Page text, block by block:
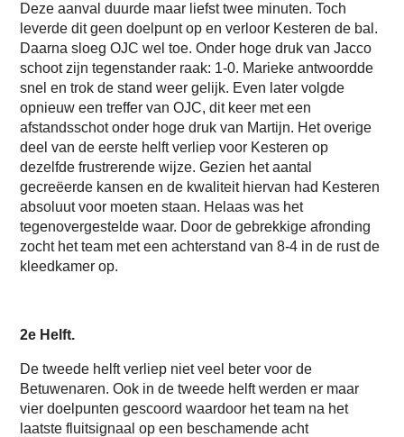
Deze aanval duurde maar liefst twee minuten. Toch
leverde dit geen doelpunt op en verloor Kesteren de bal.
Daarna sloeg OJC wel toe. Onder hoge druk van Jacco
schoot zijn tegenstander raak: 1-0. Marieke antwoordde
snel en trok de stand weer gelijk. Even later volgde
opnieuw een treffer van OJC, dit keer met een
afstandsschot onder hoge druk van Martijn. Het overige
deel van de eerste helft verliep voor Kesteren op
dezelfde frustrerende wijze. Gezien het aantal
gecreëerde kansen en de kwaliteit hiervan had Kesteren
absoluut voor moeten staan. Helaas was het
tegenovergestelde waar. Door de gebrekkige afronding
zocht het team met een achterstand van 8-4 in de rust de
kleedkamer op.
2e Helft.
De tweede helft verliep niet veel beter voor de
Betuwenaren. Ook in de tweede helft werden er maar
vier doelpunten gescoord waardoor het team na het
laatste fluitsignaal op een beschamende acht